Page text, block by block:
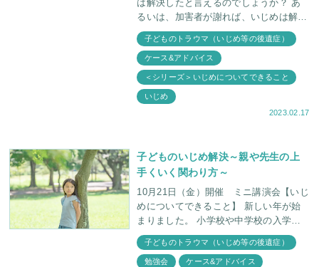
は解決したと言えるのでしょうか？ あ
るいは、加害者が謝れば、いじめは解決
した事になるのでしょうか？ 本当の意
味でのいじめの解決は、お子さん、そし
てご家族の
子どものトラウマ（いじめ等の後遺症）
ケース&アドバイス
＜シリーズ＞いじめについてできること
いじめ
2023.02.17
子どものいじめ解決～親や先生の上
手くいく関わり方～
10月21日（金）開催 ミニ講演会【いじ
めについてできること】 新しい年が始
まりました。 小学校や中学校の入学、
クラス替えなど、お子さん達の環境が変
化する時期が近づいています。
子どものトラウマ（いじめ等の後遺症）
勉強会 ケース&アドバイス